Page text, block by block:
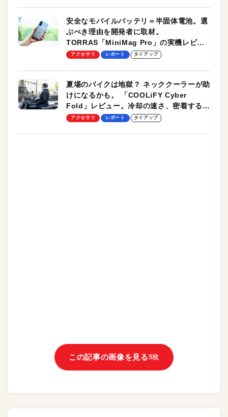
安全なモバイルバッテリ＝半固体電池。選
ぶべき理由を開発者に取材。
TORRAS「MiniMag Pro」の実機レビュ
ーも
アクセサリ レポート タイアップ
夏場のバイクは地獄？ ネッククーラーが助
けになるかも。 「COOLiFY Cyber
Fold」レビュー。冷却の速さ、密着する冷
却プレート、シンプルな操作性がグッド！
アクセサリ レポート タイアップ
この記事の画像を見る9枚